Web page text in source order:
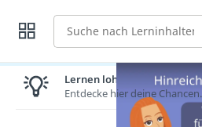
Suche
Lernen lohnt sich!
Entdecke hier deine Chancen.